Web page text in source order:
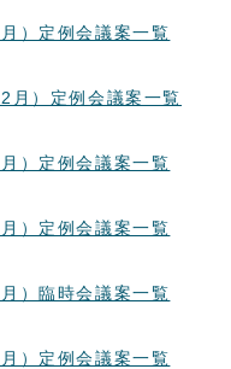
）定例会議案一覧
月）定例会議案一覧
）定例会議案一覧
）定例会議案一覧
）臨時会議案一覧
）定例会議案一覧